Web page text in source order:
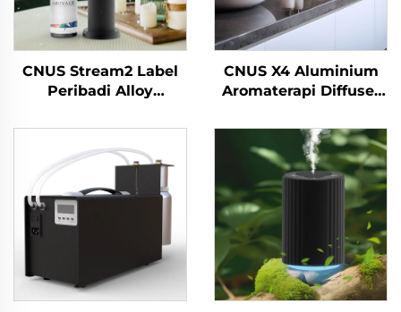
CNUS Stream2 Label
Peribadi Alloy
Dalam 150ml Flora
minyak wangi Cold
Mist Wireless WIFI
Smart Control Aroma
Diffuser
CNUS X4 Aluminium
Aromaterapi Diffuser
Diffuser 360 minyak
wangi Diffuser Airless
Atomizer